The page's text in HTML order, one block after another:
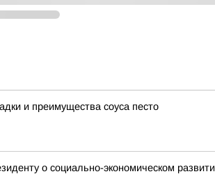
и преимущества соуса песто
о социально-экономическом